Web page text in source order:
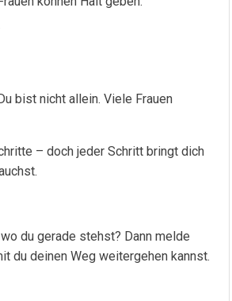
bist nicht allein. Viele Frauen
– doch jeder Schritt bringt dich
du gerade stehst? Dann melde
du deinen Weg weitergehen kannst.